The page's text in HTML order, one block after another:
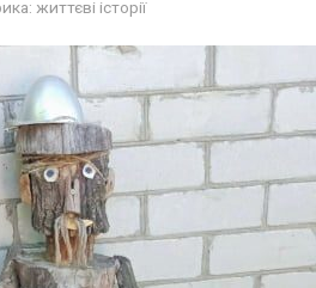
життєві історії